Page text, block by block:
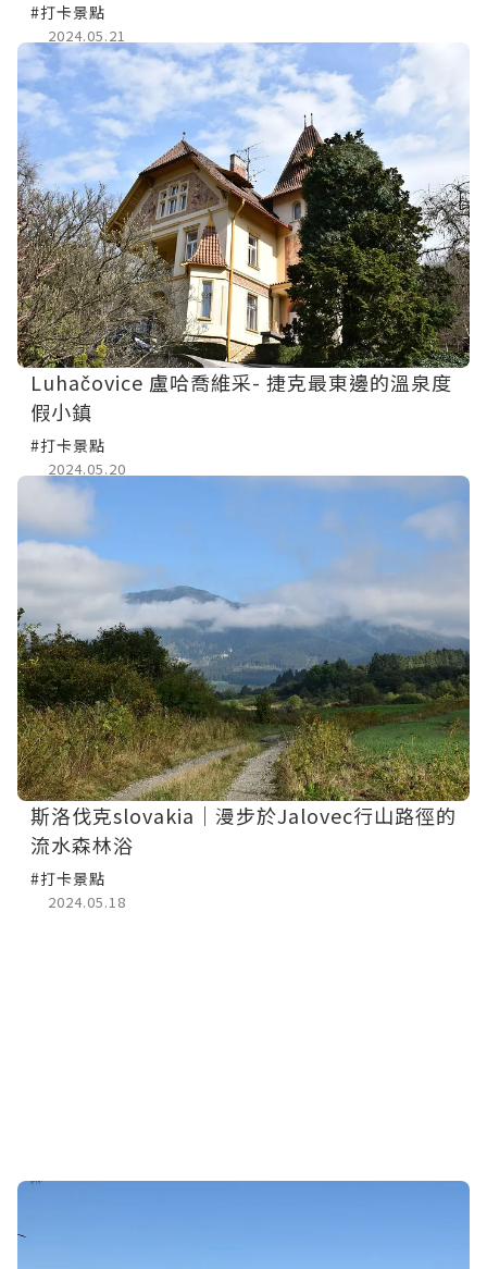
#打卡景點
2024.05.21
Luhačovice 盧哈喬維采- 捷克最東邊的溫泉度
假小鎮
#打卡景點
2024.05.20
斯洛伐克slovakia｜漫步於Jalovec行山路徑的
流水森林浴
#打卡景點
2024.05.18